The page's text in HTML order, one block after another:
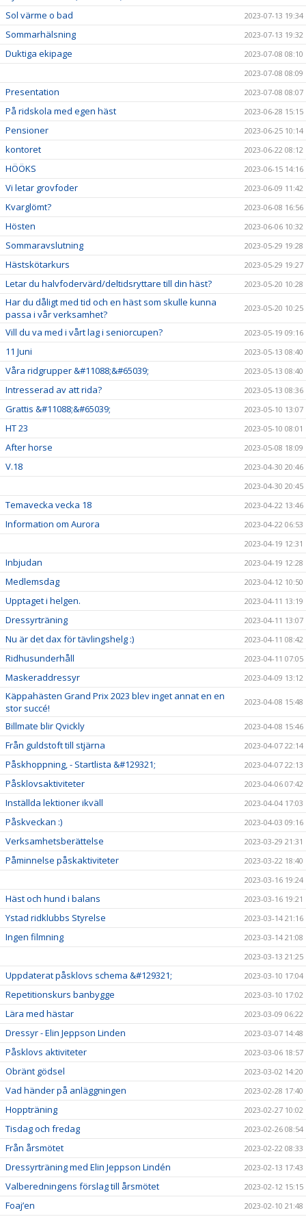
Sol värme o bad 2023-07-13 19:34
Sommarhälsning 2023-07-13 19:32
Duktiga ekipage
2023-07-08 08:10
2023-07-08 08:09
Presentation 2023-07-08 08:07
På ridskola med egen häst 2023-06-28 15:15
Pensioner 2023-06-25 10:14
kontoret 2023-06-22 08:12
HÖÖKS 2023-06-15 14:16
Vi letar grovfoder 2023-06-09 11:42
Kvarglömt? 2023-06-08 16:56
Hösten 2023-06-06 10:32
Sommaravslutning 2023-05-29 19:28
Hästskötarkurs 2023-05-29 19:27
Letar du halvfodervärd/deltidsryttare till din häst? 2023-05-20 10:28
Har du dåligt med tid och en häst som skulle kunna
passa i vår verksamhet?
2023-05-20 10:25
Vill du va med i vårt lag i seniorcupen? 2023-05-19 09:16
11 Juni 2023-05-13 08:40
Våra ridgrupper &#11088;&#65039; 2023-05-13 08:40
Intresserad av att rida? 2023-05-13 08:36
Grattis &#11088;&#65039; 2023-05-10 13:07
HT 23 2023-05-10 08:01
After horse 2023-05-08 18:09
V.18
2023-04-30 20:46
2023-04-30 20:45
Temavecka vecka 18 2023-04-22 13:46
Information om Aurora
2023-04-22 06:53
2023-04-19 12:31
Inbjudan 2023-04-19 12:28
Medlemsdag 2023-04-12 10:50
Upptaget i helgen. 2023-04-11 13:19
Dressyrträning 2023-04-11 13:07
Nu är det dax för tävlingshelg :) 2023-04-11 08:42
Ridhusunderhåll 2023-04-11 07:05
Maskeraddressyr 2023-04-09 13:12
Käppahästen Grand Prix 2023 blev inget annat en en
stor succé!
2023-04-08 15:48
Billmate blir Qvickly 2023-04-08 15:46
Från guldstoft till stjärna 2023-04-07 22:14
Påskhoppning, - Startlista &#129321; 2023-04-07 22:13
Påsklovsaktiviteter 2023-04-06 07:42
Inställda lektioner ikväll 2023-04-04 17:03
Påskveckan :) 2023-04-03 09:16
Verksamhetsberättelse 2023-03-29 21:31
Påminnelse påskaktiviteter
2023-03-22 18:40
2023-03-16 19:24
Häst och hund i balans 2023-03-16 19:21
Ystad ridklubbs Styrelse 2023-03-14 21:16
Ingen filmning
2023-03-14 21:08
2023-03-13 21:25
Uppdaterat påsklovs schema &#129321; 2023-03-10 17:04
Repetitionskurs banbygge 2023-03-10 17:02
Lära med hästar 2023-03-09 06:22
Dressyr - Elin Jeppson Linden 2023-03-07 14:48
Påsklovs aktiviteter 2023-03-06 18:57
Obränt gödsel 2023-03-02 14:20
Vad händer på anläggningen 2023-02-28 17:40
Hoppträning 2023-02-27 10:02
Tisdag och fredag 2023-02-26 08:54
Från årsmötet 2023-02-22 08:33
Dressyrträning med Elin Jeppson Lindén 2023-02-13 17:43
Valberedningens förslag till årsmötet 2023-02-12 15:15
Foaj’en 2023-02-10 21:48